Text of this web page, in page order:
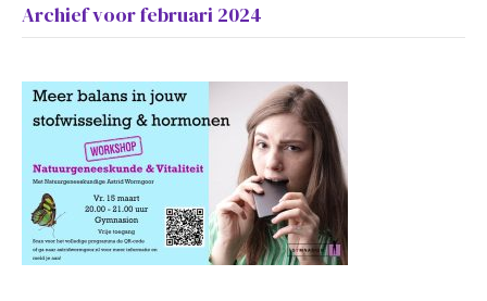
Archief voor februari 2024